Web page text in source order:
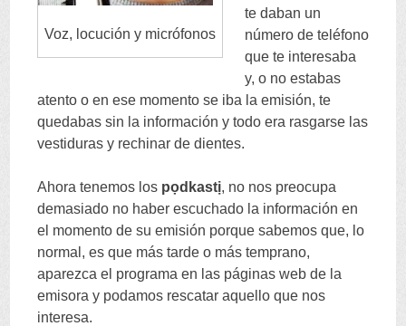
Voz, locución y micrófonos
te daban un
número de teléfono
que te interesaba
y,o no estabas
atento o en ese momento se iba la emisión,te
quedabas sin la información y todo era rasgarse las
vestiduras y rechinar de dientes.
Ahora tenemos los pọdkastị, no nos preocupa
demasiado no haber escuchado la información en
el momento de su emisión porque sabemos que, lo
normal ,es que más tarde o más temprano,
aparezca el programa en las páginas web de la
emisora y podamos rescatar aquello que nos
interesa.